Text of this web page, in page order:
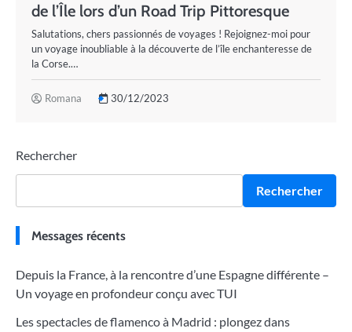
de l’Île lors d’un Road Trip Pittoresque
Salutations, chers passionnés de voyages ! Rejoignez-moi pour
un voyage inoubliable à la découverte de l’île enchanteresse de
la Corse.…
Romana 30/12/2023
Rechercher
Rechercher
Messages récents
Depuis la France, à la rencontre d’une Espagne différente –
Un voyage en profondeur conçu avec TUI
Les spectacles de flamenco à Madrid : plongez dans